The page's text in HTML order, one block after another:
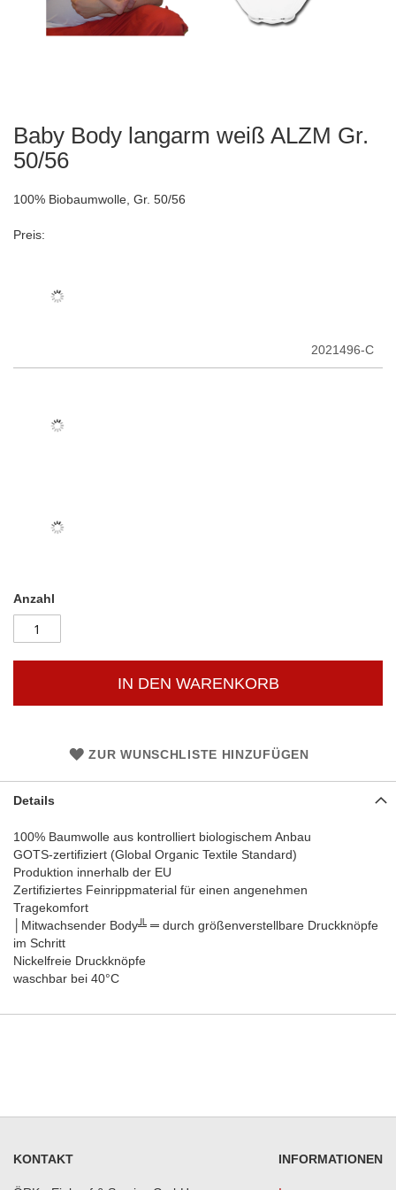
Baby Body langarm weiß ALZM Gr.
50/56
100% Biobaumwolle, Gr. 50/56
Preis:
2021496-C
Anzahl
IN DEN WARENKORB
ZUR WUNSCHLISTE HINZUFÜGEN
Zum
Anfang
der
springen
Details
100% Baumwolle aus kontrolliert biologischem Anbau
GOTS-zertifiziert (Global Organic Textile Standard)
Produktion innerhalb der EU
Zertifiziertes Feinrippmaterial für einen angenehmen
Tragekomfort
│Mitwachsender Body╩ ═ durch größenverstellbare Druckknöpfe
im Schritt
Nickelfreie Druckknöpfe
waschbar bei 40°C
KONTAKT INFORMATIONEN